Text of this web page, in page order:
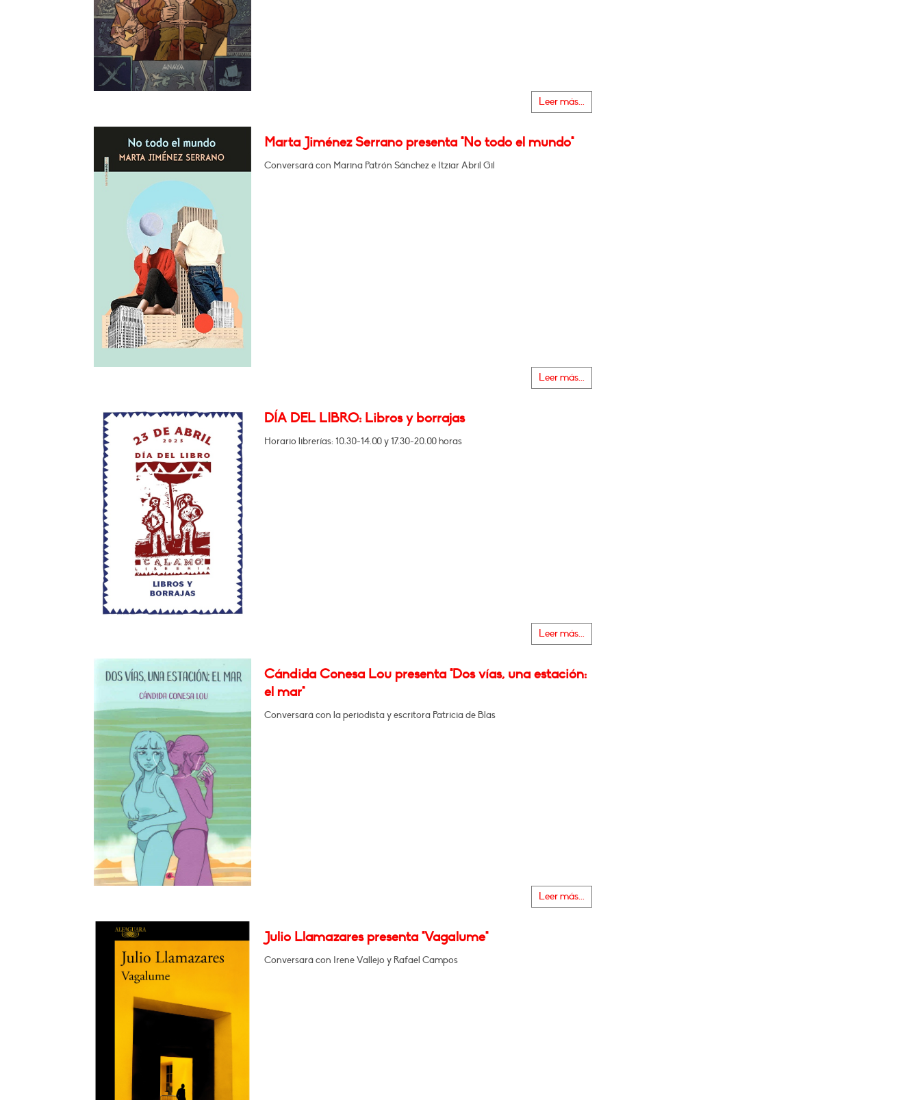
Leer más...
Marta Jiménez Serrano presenta "No todo el mundo"
Conversará con Marina Patrón Sánchez e Itziar Abril Gil
Leer más...
DÍA DEL LIBRO: Libros y borrajas
Horario librerías: 10.30-14.00 y 17.30-20.00 horas
Leer más...
Cándida Conesa Lou presenta "Dos vías, una estación:
el mar"
Conversará con la periodista y escritora Patricia de Blas
Leer más...
Julio Llamazares presenta "Vagalume"
Conversará con Irene Vallejo y Rafael Campos